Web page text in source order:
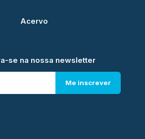
Acervo
se na nossa newsletter
Me inscrever